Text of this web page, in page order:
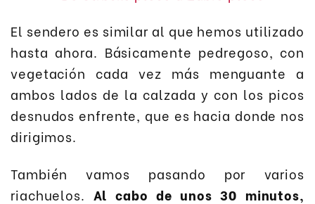
El sendero es similar al que hemos utilizado
hasta ahora. Básicamente pedregoso, con
vegetación cada vez más menguante a
ambos lados de la calzada y con los picos
desnudos enfrente, que es hacia donde nos
dirigimos.
También vamos pasando por varios
riachuelos. Al cabo de unos 30 minutos,